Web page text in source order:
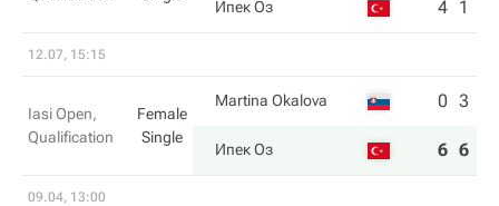
Ипек Оз 4 1
12.07, 15:15
Iasi Open,
Qualification
Female
Single
Martina Okalova 0 3
Ипек Оз 6 6
09.04, 13:00